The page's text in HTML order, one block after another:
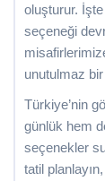
oluşturur.
seçeneği
unutulmaz
Türkiye’nin
günlük hem
seçenekler
tatil